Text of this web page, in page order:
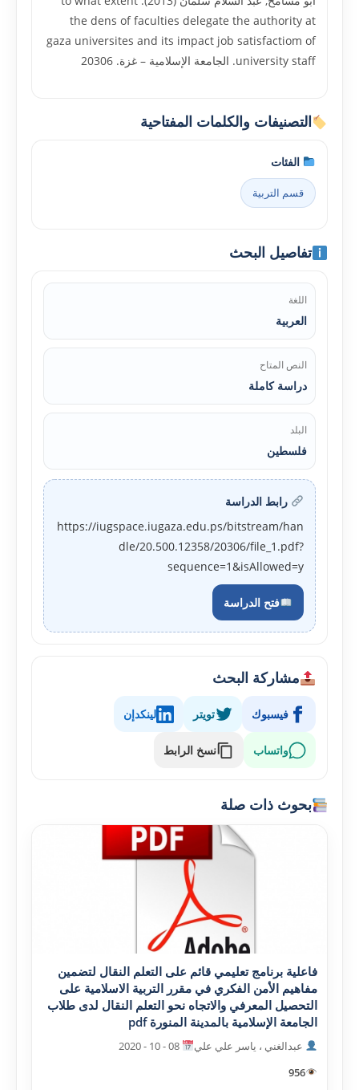
the dens of faculties delegate the authority at
gaza universites and its impact job satisfactiom of
university staff. الجامعة الإسلامية – غزة. 20306
التصنيفات والكلمات المفتاحية
الفئات
قسم التربية
تفاصيل البحث
اللغة
العربية
النص المتاح
دراسة كاملة
البلد
فلسطين
رابط الدراسة
https://iugspace.iugaza.edu.ps/bitstream/han
dle/20.500.12358/20306/file_1.pdf?
sequence=1&isAllowed=y
فتح الدراسة
مشاركة البحث
فيسبوك تويتر لينكدإن
واتساب نسخ الرابط
بحوث ذات صلة
فاعلية برنامج تعليمي قائم على التعلم النقال لتضمين
مفاهيم الأمن الفکري في مقرر التربية الاسلامية على
التحصيل المعرفي والاتجاه نحو التعلم النقال لدى طلاب
الجامعة الإسلامية بالمدينة المنورة pdf
عبدالغني ، ياسر علي علي
956